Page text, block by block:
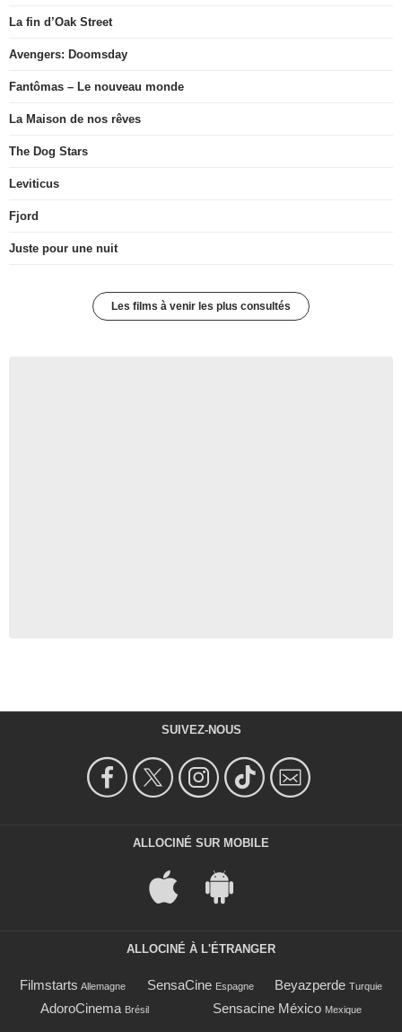
La fin d’Oak Street
Avengers: Doomsday
Fantômas – Le nouveau monde
La Maison de nos rêves
The Dog Stars
Leviticus
Fjord
Juste pour une nuit
Les films à venir les plus consultés
SUIVEZ-NOUS
ALLOCINÉ SUR MOBILE
ALLOCINÉ À L'ÉTRANGER
Filmstarts Allemagne SensaCine Espagne Beyazperde Turquie
AdoroCinema Brésil Sensacine México Mexique